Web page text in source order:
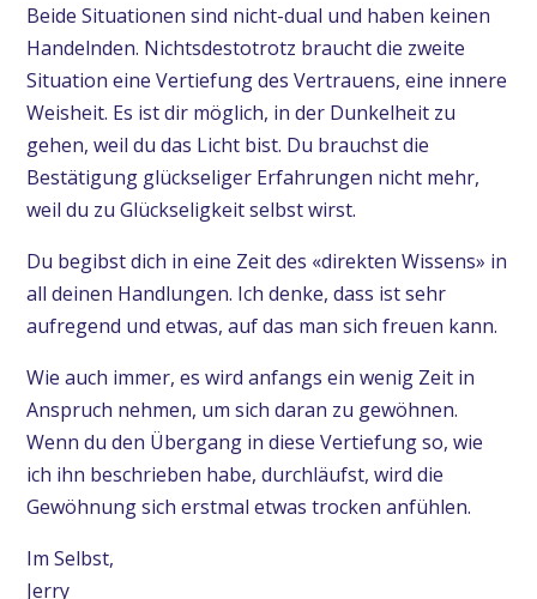
Beide Situationen sind nicht-dual und haben keinen
Handelnden. Nichtsdestotrotz braucht die zweite
Situation eine Vertiefung des Vertrauens, eine innere
Weisheit. Es ist dir möglich, in der Dunkelheit zu
gehen, weil du das Licht bist. Du brauchst die
Bestätigung glückseliger Erfahrungen nicht mehr,
weil du zu Glückseligkeit selbst wirst.
Du begibst dich in eine Zeit des «direkten Wissens» in
all deinen Handlungen. Ich denke, dass ist sehr
aufregend und etwas, auf das man sich freuen kann.
Wie auch immer, es wird anfangs ein wenig Zeit in
Anspruch nehmen, um sich daran zu gewöhnen.
Wenn du den Übergang in diese Vertiefung so, wie
ich ihn beschrieben habe, durchläufst, wird die
Gewöhnung sich erstmal etwas trocken anfühlen.
Im Selbst,
Jerry